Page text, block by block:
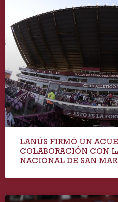
LANÚS FIRMÓ UN
COLABORACIÓN CON
NACIONAL DE SAN